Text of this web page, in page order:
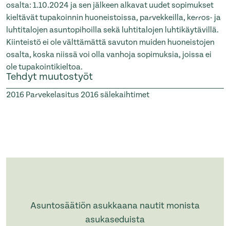
osalta: 1.10.2024 ja sen jälkeen alkavat uudet sopimukset
kieltävät tupakoinnin huoneistoissa, parvekkeilla, kerros- ja
luhtitalojen asuntopihoilla sekä luhtitalojen luhtikäytävillä.
Kiinteistö ei ole välttämättä savuton muiden huoneistojen
osalta, koska niissä voi olla vanhoja sopimuksia, joissa ei
ole tupakointikieltoa.
Tehdyt muutostyöt
2016 Parvekelasitus 2016sälekaihtimet
Asuntosäätiön asukkaana nautit monista
asukaseduista